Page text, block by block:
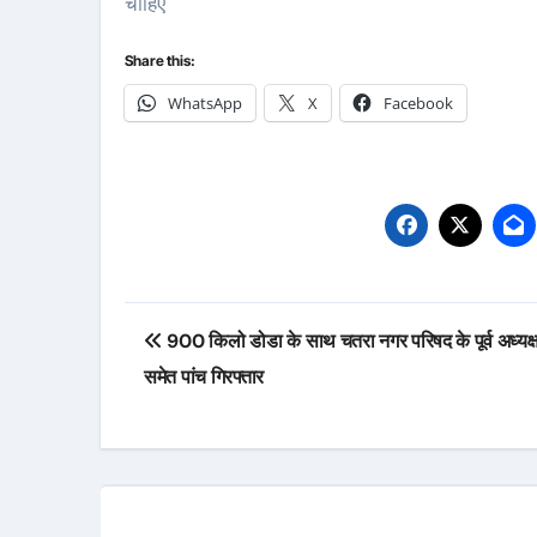
Share this:
WhatsApp X Facebook
Post
navigation
900 किलो डोडा के साथ चतरा नगर परिषद के पूर्व
समेत पांच गिरफ्तार